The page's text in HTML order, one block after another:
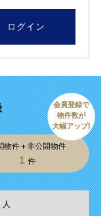
ログイン
物件＋非公開物件
1 件
会員登録で
物件数が
大幅アップ!
人